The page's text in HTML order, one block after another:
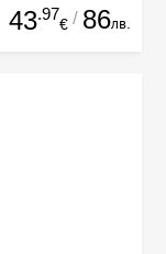
43.97
€ / 86лв.